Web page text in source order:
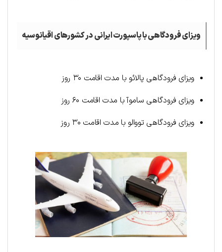
ویزای فرودگاهی با پاسپورت ایرانی در کشورهای اقیانوسیه
ویزای فرودگاهی پالائو با مدت اقامت ۳۰ روز
ویزای فرودگاهی ساموآ با مدت اقامت ۶۰ روز
ویزای فرودگاهی تووالو با مدت اقامت ۳۰ روز